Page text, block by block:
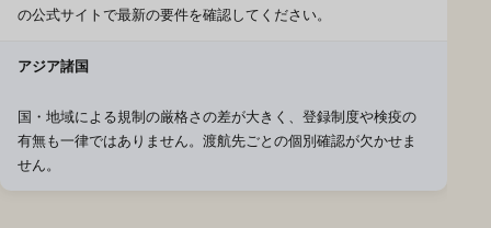
の公式サイトで最新の要件を確認してください。
アジア諸国
国・地域による規制の厳格さの差が大きく、登録制度や検疫の
有無も一律ではありません。渡航先ごとの個別確認が欠かせま
せん。